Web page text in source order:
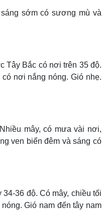
sớm có sương mù và
Tây Bắc có nơi trên 35 độ.
nơi nắng nóng. Gió nhẹ.
mây, có mưa vài nơi,
ven biển đêm và sáng có
36 độ. Có mây, chiều tối
Gió nam đến tây nam